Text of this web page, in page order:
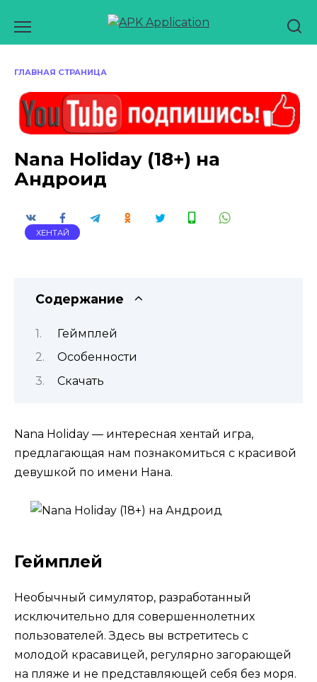
содержанию
ГЛАВНАЯ СТРАНИЦА
Nana Holiday (18+) на
Андроид
ХЕНТАЙ
Содержание
Геймплей
Особенности
Скачать
Nana Holiday — интересная хентай игра,
предлагающая нам познакомиться с красивой
девушкой по имени Нана.
Геймплей
Необычный симулятор, разработанный
исключительно для совершеннолетних
пользователей. Здесь вы встретитесь с
молодой красавицей, регулярно загорающей
на пляже и не представляющей себя без моря.